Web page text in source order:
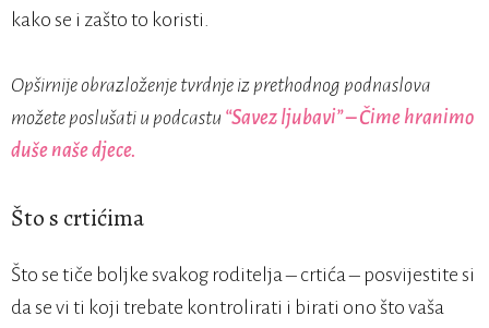
kako se i zašto to koristi.
Opširnije obrazloženje tvrdnje iz prethodnog podnaslova
možete poslušati u podcastu “Savez ljubavi” – Čime hranimo
duše naše djece.
Što s crtićima
Što se tiče boljke svakog roditelja – crtića – posvijestite si
da se vi ti koji trebate kontrolirati i birati ono što vaša